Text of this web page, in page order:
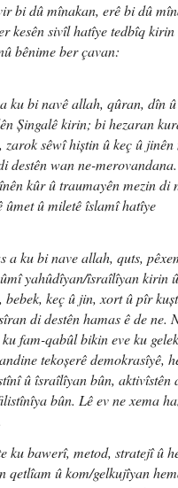
bi dû mînakan, erê bi dû
kesên sivîl hatîye tedbîq kirin
bênime ber çavan:
ku bi navê allah, qûran, dîn
Șingalê kirin; bi hezaran
sêwî hiștin û keç û
destên wan ne-
kûr û traumayên mezin di
ûmet û miletê îslamî hatîye
a ku bi nave allah, quts,
yahûdîyan/îsraîlîyan kirin
keç û jin, xort û pîr
di destên hamas ê de ne.
fam-qabûl bikin eve ku
tekoșerê demokrasîyê,
û îsraîlîyan bûn, aktivîstên
bûn. Lê ev ne xema
ku bawerî, metod, stratejî û
qetlîam û kom/gelkujîyan